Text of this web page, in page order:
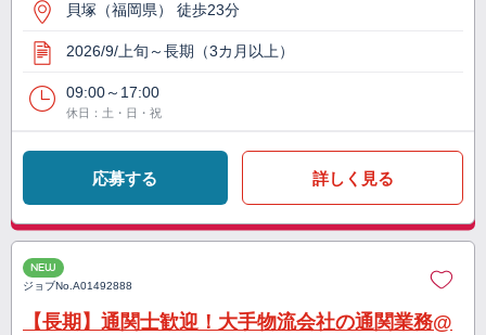
貝塚（福岡県） 徒歩23分
2026/9/上旬～長期（3カ月以上）
09:00～17:00
休日：土・日・祝
応募する 詳しく見る
NEW
ジョブNo.A01492888
【長期】通関士歓迎！大手物流会社の通関業務@